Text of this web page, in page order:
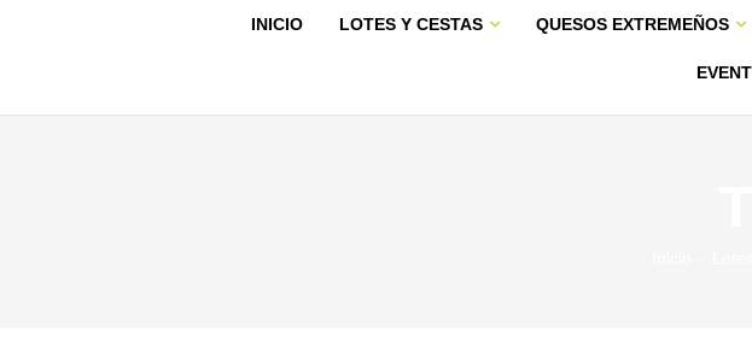
INICIO LOTES Y CESTAS QUESOS EXTREMEÑOS